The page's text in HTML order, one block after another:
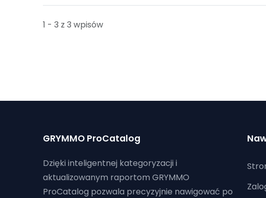
1 - 3 z 3 wpisów
GRYMMO ProCatalog
Dzięki inteligentnej kategoryzacji i
aktualizowanym raportom GRYMMO
ProCatalog pozwala precyzyjnie nawigować po